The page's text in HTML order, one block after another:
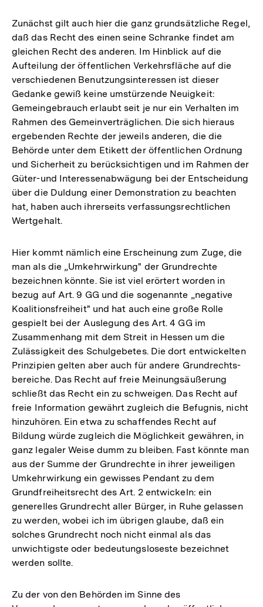
Zunächst gilt auch hier die ganz grundsätzliche Regel,
daß das Recht des einen seine Schranke findet am
gleichen Recht des anderen. Im Hinblick auf die
Aufteilung der öffentlichen Verkehrsfläche auf die
verschiedenen Benutzungsinteressen ist dieser
Gedanke gewiß keine umstürzende Neuigkeit:
Gemeingebrauch erlaubt seit je nur ein Verhalten im
Rahmen des Gemeinverträglichen. Die sich hieraus
ergebenden Rechte der jeweils anderen, die die
Behörde unter dem Etikett der öffentlichen Ordnung
und Sicherheit zu berücksichtigen und im Rahmen der
Güter-und Interessenabwägung bei der Entscheidung
über die Duldung einer Demonstration zu beachten
hat, haben auch ihrerseits verfassungsrechtlichen
Wertgehalt.
Hier kommt nämlich eine Erscheinung zum Zuge, die
man als die „Umkehrwirkung" der Grundrechte
bezeichnen könnte. Sie ist viel erörtert worden in
bezug auf Art. 9 GG und die sogenannte „negative
Koalitionsfreiheit" und hat auch eine große Rolle
gespielt bei der Auslegung des Art. 4 GG im
Zusammenhang mit dem Streit in Hessen um die
Zulässigkeit des Schulgebetes. Die dort entwickelten
Prinzipien gelten aber auch für andere Grundrechts-
bereiche. Das Recht auf freie Meinungsäußerung
schließt das Recht ein zu schweigen. Das Recht auf
freie Information gewährt zugleich die Befugnis, nicht
hinzuhören. Ein etwa zu schaffendes Recht auf
Bildung würde zugleich die Möglichkeit gewähren, in
ganz legaler Weise dumm zu bleiben. Fast könnte man
aus der Summe der Grundrechte in ihrer jeweiligen
Umkehrwirkung ein gewisses Pendant zu dem
Grundfreiheitsrecht des Art. 2 entwickeln: ein
generelles Grundrecht aller Bürger, in Ruhe gelassen
zu werden, wobei ich im übrigen glaube, daß ein
solches Grundrecht noch nicht einmal als das
unwichtigste oder bedeutungsloseste bezeichnet
werden sollte.
Zu der von den Behörden im Sinne des